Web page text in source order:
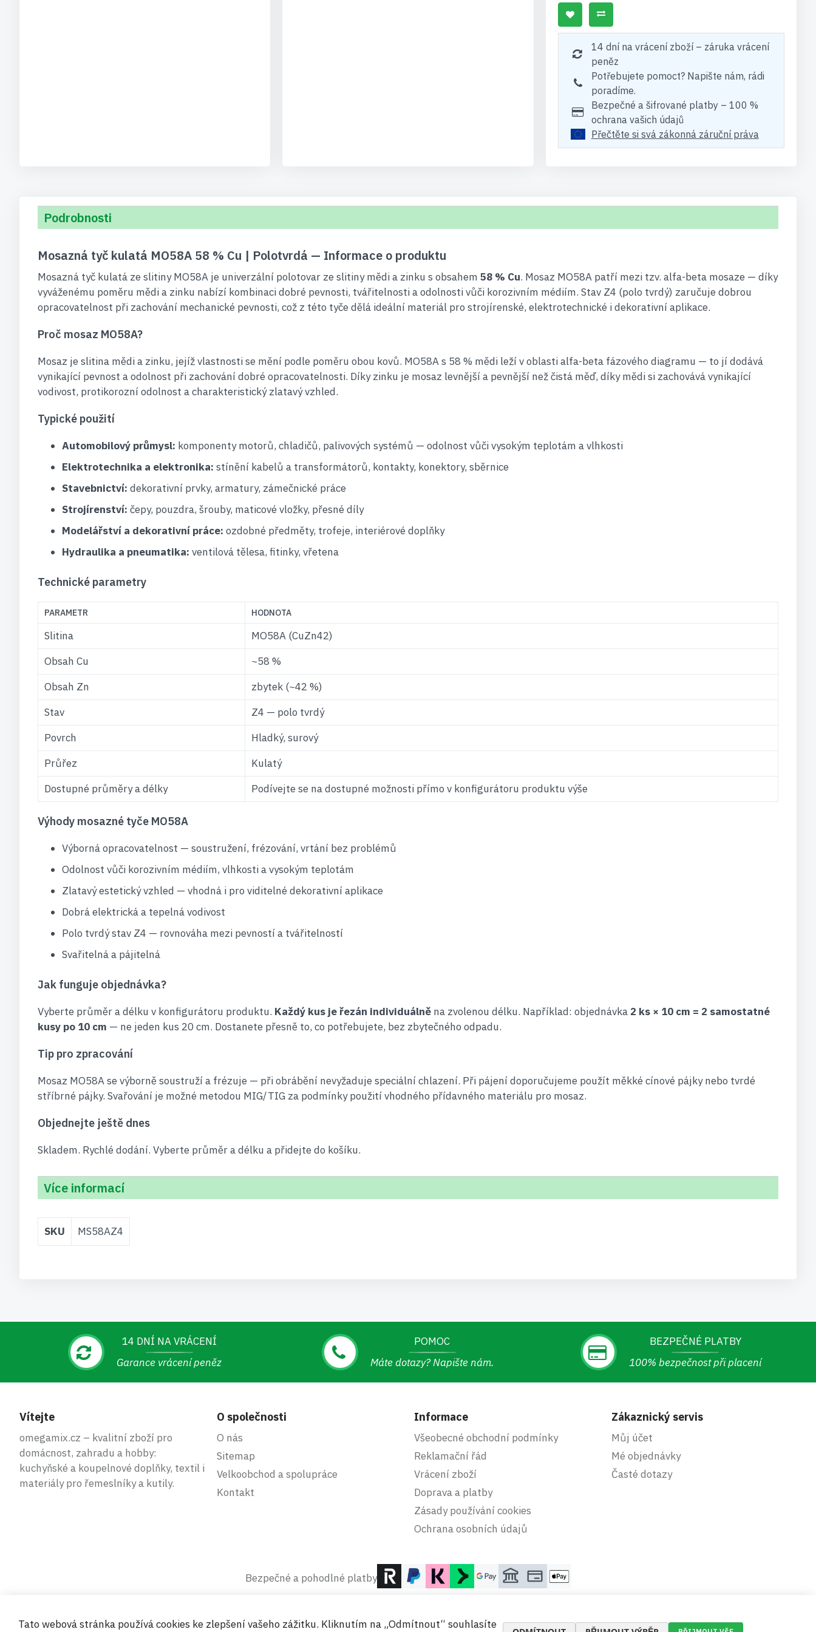
14 dní na vrácení zboží – záruka vrácení
peněz
Potřebujete pomoct? Napište nám, rádi
poradíme.
Bezpečné a šifrované platby – 100 %
ochrana vašich údajů
Přečtěte si svá zákonná záruční práva
Podrobnosti
Mosazná tyč kulatá MO58A 58 % Cu | Polotvrdá — Informace o produktu
Mosazná tyč kulatá ze slitiny MO58A je univerzální polotovar ze slitiny mědi a zinku s obsahem 58 % Cu. Mosaz MO58A patří mezi tzv. alfa-beta mosaze — díky
vyváženému poměru mědi a zinku nabízí kombinaci dobré pevnosti, tvářitelnosti a odolnosti vůči korozivním médiím. Stav Z4 (polo tvrdý) zaručuje dobrou
opracovatelnost při zachování mechanické pevnosti, což z této tyče dělá ideální materiál pro strojírenské, elektrotechnické i dekorativní aplikace.
Proč mosaz MO58A?
Mosaz je slitina mědi a zinku, jejíž vlastnosti se mění podle poměru obou kovů. MO58A s 58 % mědi leží v oblasti alfa-beta fázového diagramu — to jí dodává
vynikající pevnost a odolnost při zachování dobré opracovatelnosti. Díky zinku je mosaz levnější a pevnější než čistá měď, díky mědi si zachovává vynikající
vodivost, protikorozní odolnost a charakteristický zlatavý vzhled.
Typické použití
Automobilový průmysl: komponenty motorů, chladičů, palivových systémů — odolnost vůči vysokým teplotám a vlhkosti
Elektrotechnika a elektronika: stínění kabelů a transformátorů, kontakty, konektory, sběrnice
Stavebnictví: dekorativní prvky, armatury, zámečnické práce
Strojírenství: čepy, pouzdra, šrouby, maticové vložky, přesné díly
Modelářství a dekorativní práce: ozdobné předměty, trofeje, interiérové doplňky
Hydraulika a pneumatika: ventilová tělesa, fitinky, vřetena
Technické parametry
PARAMETR HODNOTA
Slitina
MO58A (CuZn42)
Obsah Cu
~58 %
Obsah Zn
zbytek (~42 %)
Stav
Z4 — polo tvrdý
Povrch
Hladký, surový
Průřez
Kulatý
Dostupné průměry a délky
Podívejte se na dostupné možnosti přímo v konfigurátoru produktu výše
Výhody mosazné tyče MO58A
Výborná opracovatelnost — soustružení, frézování, vrtání bez problémů
Odolnost vůči korozivním médiím, vlhkosti a vysokým teplotám
Zlatavý estetický vzhled — vhodná i pro viditelné dekorativní aplikace
Dobrá elektrická a tepelná vodivost
Polo tvrdý stav Z4 — rovnováha mezi pevností a tvářitelností
Svařitelná a pájitelná
Jak funguje objednávka?
Vyberte průměr a délku v konfigurátoru produktu. Každý kus je řezán individuálně na zvolenou délku. Například: objednávka 2 ks × 10 cm = 2 samostatné
kusy po 10 cm — ne jeden kus 20 cm. Dostanete přesně to, co potřebujete, bez zbytečného odpadu.
Tip pro zpracování
Mosaz MO58A se výborně soustruží a frézuje — při obrábění nevyžaduje speciální chlazení. Při pájení doporučujeme použít měkké cínové pájky nebo tvrdé
stříbrné pájky. Svařování je možné metodou MIG/TIG za podmínky použití vhodného přídavného materiálu pro mosaz.
Objednejte ještě dnes
Skladem. Rychlé dodání. Vyberte průměr a délku a přidejte do košíku.
Více informací
informací
SKU MS58AZ4
14 DNÍ NA VRÁCENÍ
Garance vrácení peněz
POMOC
Máte dotazy? Napište nám.
BEZPEČNÉ PLATBY
100% bezpečnost při placení
Vítejte
omegamix.cz – kvalitní zboží pro
domácnost, zahradu a hobby:
kuchyňské a koupelnové doplňky, textil i
materiály pro řemeslníky a kutily.
O společnosti
O nás
Sitemap
Velkoobchod a spolupráce
Kontakt
Informace
Všeobecné obchodní podmínky
Reklamační řád
Vrácení zboží
Doprava a platby
Zásady používání cookies
Ochrana osobních údajů
Zákaznický servis
Můj účet
Mé objednávky
Časté dotazy
Bezpečné a pohodlné platby
Tato webová stránka používá cookies ke zlepšení vašeho zážitku. Kliknutím na „Odmítnout“ souhlasíte